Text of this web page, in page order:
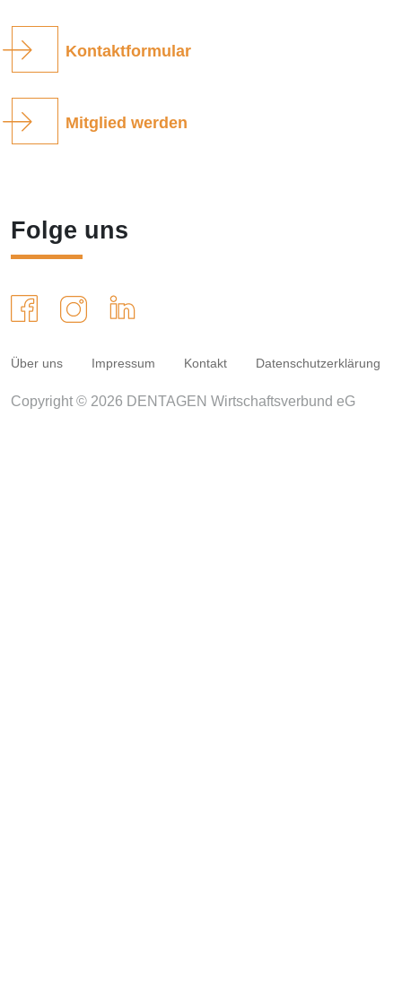
Kontaktformular
Mitglied werden
Folge uns
Über uns Impressum Kontakt Datenschutzerklärung
Copyright © 2026 DENTAGEN Wirtschaftsverbund eG